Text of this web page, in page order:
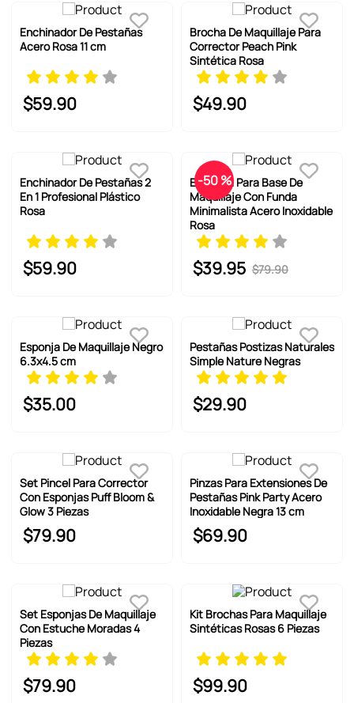
Enchinador De Pestañas
Acero Rosa 11 cm
$59.90
Brocha De Maquillaje Para
Corrector Peach Pink
Sintética Rosa
$49.90
Enchinador De Pestañas 2
En 1 Profesional Plástico
Rosa
$59.90
-50 %
Espátula Para Base De
Maquillaje Con Funda
Minimalista Acero Inoxidable
Rosa
$79.90
$39.95
Esponja De Maquillaje Negro
6.3x4.5 cm
$35.00
Pestañas Postizas Naturales
Simple Nature Negras
$29.90
Set Pincel Para Corrector
Con Esponjas Puff Bloom &
Glow 3 Piezas
$79.90
Pinzas Para Extensiones De
Pestañas Pink Party Acero
Inoxidable Negra 13 cm
$69.90
Set Esponjas De Maquillaje
Con Estuche Moradas 4
Piezas
$79.90
Kit Brochas Para Maquillaje
Sintéticas Rosas 6 Piezas
$99.90